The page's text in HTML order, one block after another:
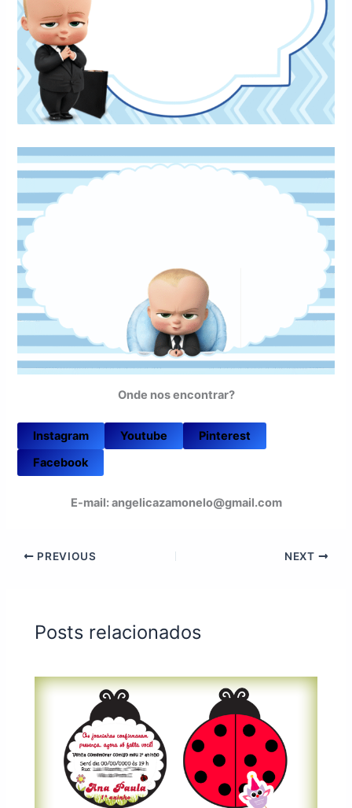
Onde nos encontrar?
Instagram Youtube
Pinterest
Facebook
E-mail: angelicazamonelo@gmail.com
PREVIOUS NEXT
Posts relacionados